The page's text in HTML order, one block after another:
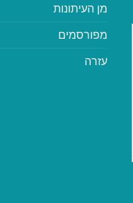
מן העיתונות
מפורסמים
עזרה